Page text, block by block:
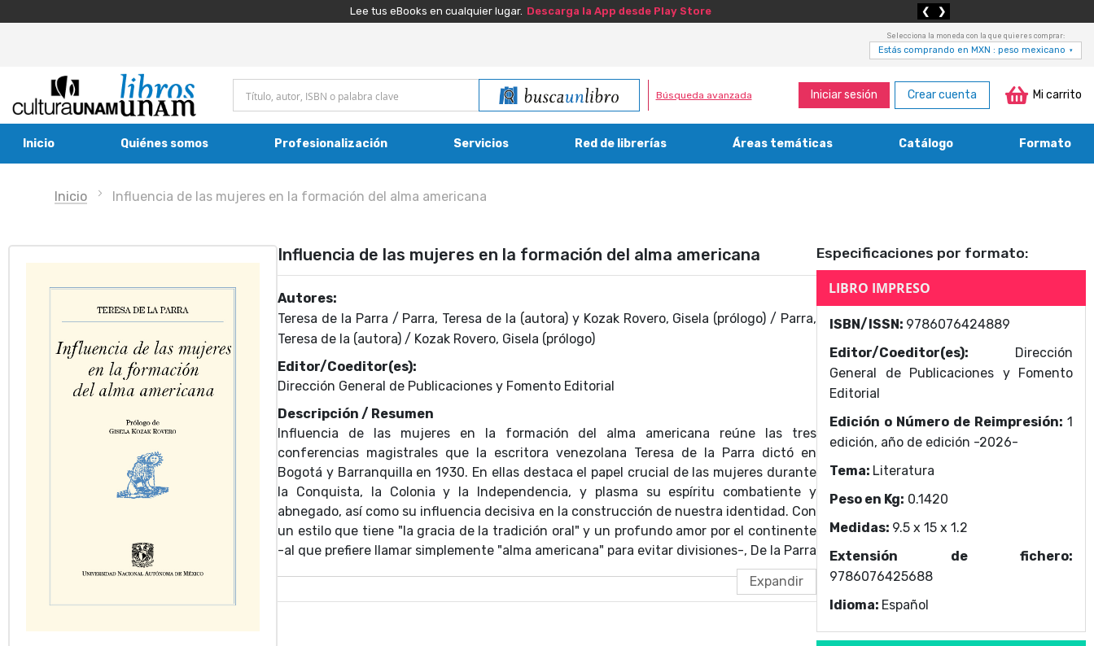
Lee tus eBooks en cualquier lugar. Descarga la App desde Play Store ❮ ❯
Selecciona la moneda con la que quieres comprar:
Estás comprando en MXN : peso mexicano ▾
Búsqueda avanzada Iniciar sesión Crear cuenta Mi carrito
Inicio Quiénes somos Profesionalización Servicios Red de librerías Áreas temáticas Catálogo Formato
Inicio Influencia de las mujeres en la formación del alma americana
Influencia de las mujeres en la formación del alma americana
Autores:
Teresa de la Parra / Parra, Teresa de la (autora) y Kozak Rovero, Gisela (prólogo) / Parra,
Teresa de la (autora) / Kozak Rovero, Gisela (prólogo)
Editor/Coeditor(es):
Dirección General de Publicaciones y Fomento Editorial
Descripción / Resumen
Influencia de las mujeres en la formación del alma americana reúne las tres
conferencias magistrales que la escritora venezolana Teresa de la Parra dictó en
Bogotá y Barranquilla en 1930. En ellas destaca el papel crucial de las mujeres durante
la Conquista, la Colonia y la Independencia, y plasma su espíritu combatiente y
abnegado, así como su influencia decisiva en la construcción de nuestra identidad. Con
un estilo que tiene "la gracia de la tradición oral" y un profundo amor por el continente
-al que prefiere llamar simplemente "alma americana" para evitar divisiones-, De la Parra
conversa con su público mediante la combinación de anécdotas personales, ironía y
reflexiones sobre situaciones sociales de su tiempo. Asimismo, la autora plantea un
Especificaciones por formato:
LIBRO IMPRESO
ISBN/ISSN: 9786076424889
Editor/Coeditor(es): Dirección
General de Publicaciones y Fomento
Editorial
Edición o Número de Reimpresión: 1
edición, año de edición -2026-
Tema: Literatura
Peso en Kg: 0.1420
Medidas: 9.5 x 15 x 1.2
Extensión de fichero:
9786076425688
Idioma: Español